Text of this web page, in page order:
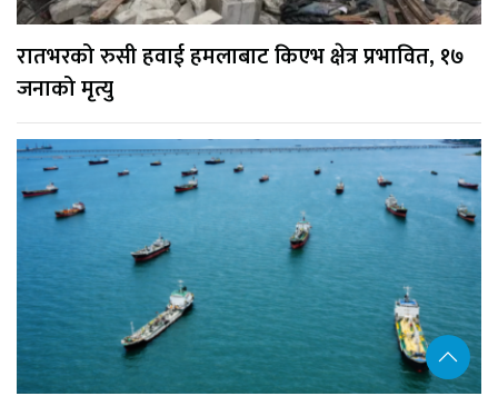
रातभरको रुसी हवाई हमलाबाट किएभ क्षेत्र प्रभावित, १७
जनाको मृत्यु